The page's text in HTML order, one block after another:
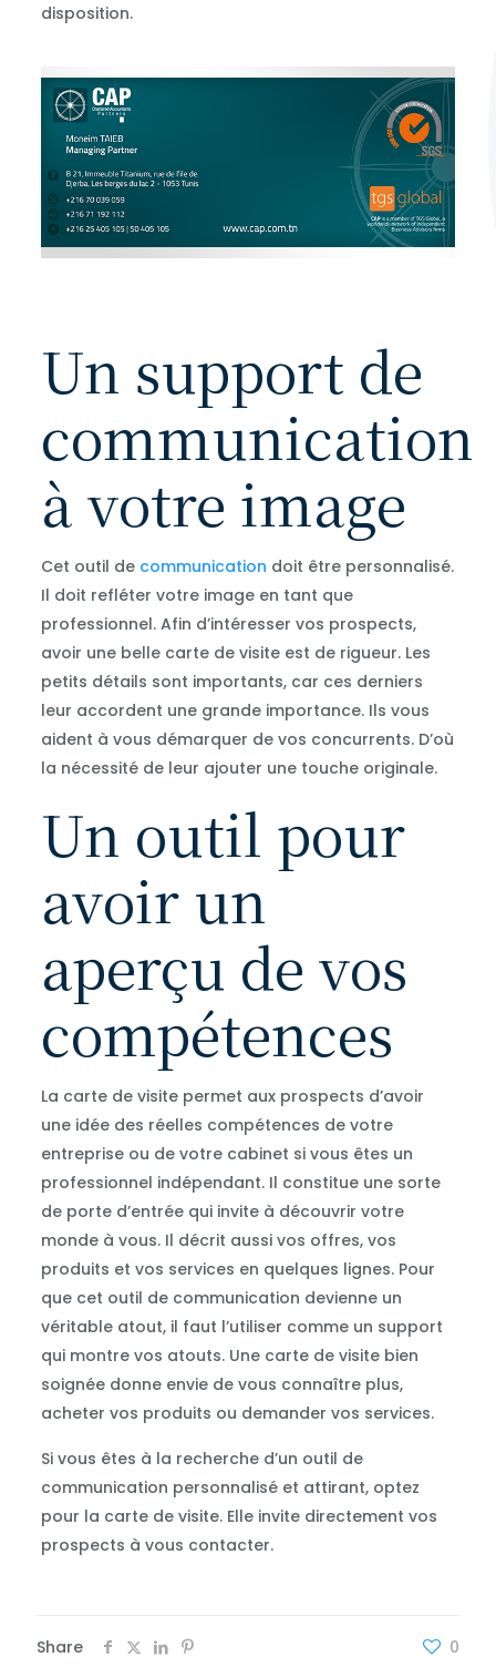
disposition.
Un support de
communication
à votre image
Cet outil de communication doit être personnalisé.
Il doit refléter votre image en tant que
professionnel. Afin d’intéresser vos prospects,
avoir une belle carte de visite est de rigueur. Les
petits détails sont importants, car ces derniers
leur accordent une grande importance. Ils vous
aident à vous démarquer de vos concurrents. D’où
la nécessité de leur ajouter une touche originale.
Un outil pour
avoir un
aperçu de vos
compétences
La carte de visite permet aux prospects d’avoir
une idée des réelles compétences de votre
entreprise ou de votre cabinet si vous êtes un
professionnel indépendant. Il constitue une sorte
de porte d’entrée qui invite à découvrir votre
monde à vous. Il décrit aussi vos offres, vos
produits et vos services en quelques lignes. Pour
que cet outil de communication devienne un
véritable atout, il faut l’utiliser comme un support
qui montre vos atouts. Une carte de visite bien
soignée donne envie de vous connaître plus,
acheter vos produits ou demander vos services.
Si vous êtes à la recherche d’un outil de
communication personnalisé et attirant, optez
pour la carte de visite. Elle invite directement vos
prospects à vous contacter.
Share 0